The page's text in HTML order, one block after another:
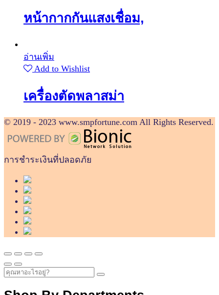
หน้ากากกันแสงเชื่อม,
อ่านเพิ่ม
Add to Wishlist
เครื่องตัดพลาสม่า
© 2019 - 2023 www.smpfortune.com All Rights Reserved.
การชำระเงินที่ปลอดภัย